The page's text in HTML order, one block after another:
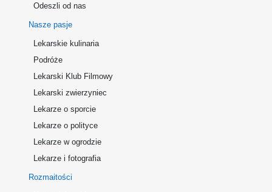
Odeszli od nas
Nasze pasje
Lekarskie kulinaria
Podróże
Lekarski Klub Filmowy
Lekarski zwierzyniec
Lekarze o sporcie
Lekarze o polityce
Lekarze w ogrodzie
Lekarze i fotografia
Rozmaitości